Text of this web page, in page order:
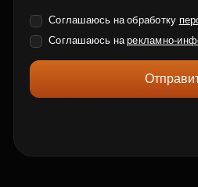
Соглашаюсь на обработку
Соглашаюсь нарекламно-